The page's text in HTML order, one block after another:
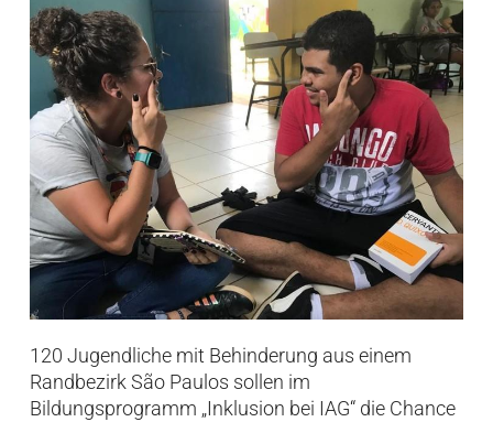
120 Jugendliche mit Behinderung aus einem
Randbezirk São Paulos sollen im
Bildungsprogramm „Inklusion bei IAG“ die Chance